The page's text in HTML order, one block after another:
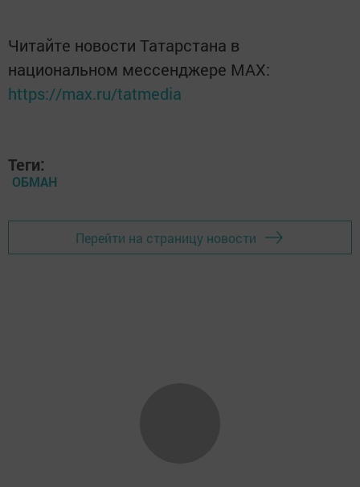
Читайте новости Татарстана в
национальном мессенджере MАХ:
https://max.ru/tatmedia
Теги:
ОБМАН
Перейти на страницу новости